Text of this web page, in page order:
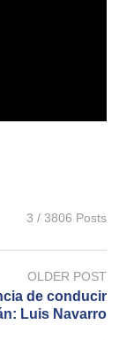
3 / 3806 Posts
OLDER POST
de conducir
Luis Navarro